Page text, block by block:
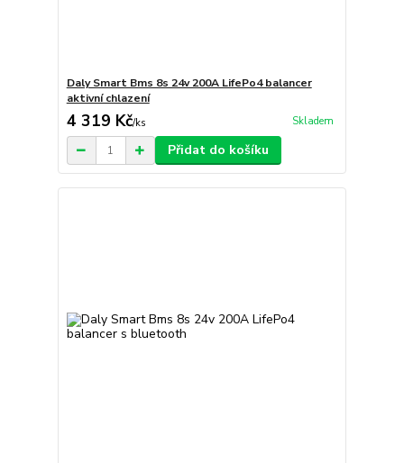
Daly Smart Bms 8s 24v 200A LifePo4 balancer
aktivní chlazení
4 319 Kč/ks Skladem
Přidat do košíku